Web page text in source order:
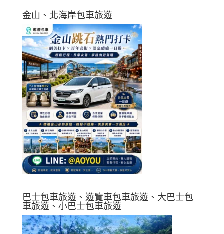
金山、北海岸包車旅遊
巴士包車旅遊、遊覽車包車旅遊、大巴士包
車旅遊、小巴士包車旅遊